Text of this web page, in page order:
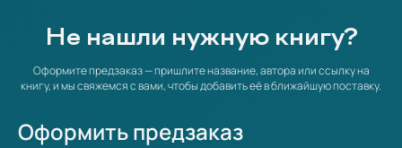
Не нашли нужную книгу?
Оформите предзаказ — пришлите название, автора или ссылку на
книгу, и мы свяжемся с вами, чтобы добавить её в ближайшую поставку.
Оформить предзаказ